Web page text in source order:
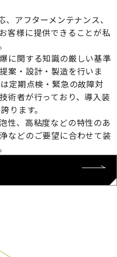
アフターメンテナンス、
客様に提供できることが私
に関する知識の厳しい基準
案・設計・製造を行いま
定期点検・緊急の故障対
術者が行っており、導入装
ります。
性、高粘度などの特性のあ
などのご要望に合わせて装